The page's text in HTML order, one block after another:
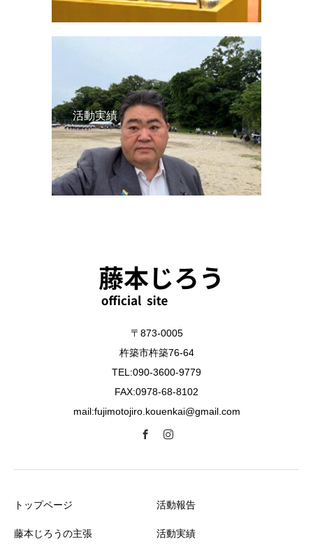
活動実績
〒873-0005
杵築市杵築76-64
TEL:090-3600-9779
FAX:0978-68-8102
mail:fujimotojiro.kouenkai@gmail.com
トップページ
藤本じろうの主張
活動報告
活動実績